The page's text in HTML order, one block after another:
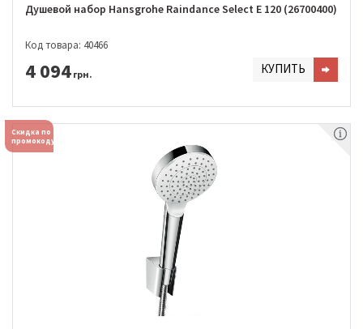
Душевой набор Hansgrohe Raindance Select E 120 (26700400)
Код товара: 40466
4 094 грн. КУПИТЬ
Скидка по
промокоду